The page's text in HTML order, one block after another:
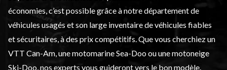
économies, c’est possible grâce à notre département de
véhicules usagés et son large inventaire de véhicules fiables
et sécuritaires, à des prix compétitifs. Que vous cherchiez un
VTT Can-Am, une motomarine Sea-Doo ou une motoneige
Ski-Doo, nos experts vous guideront vers le bon modèle.